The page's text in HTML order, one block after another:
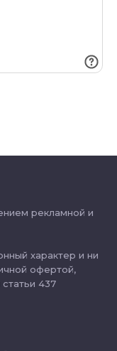
рекламной и
характер и ни
офертой,
437